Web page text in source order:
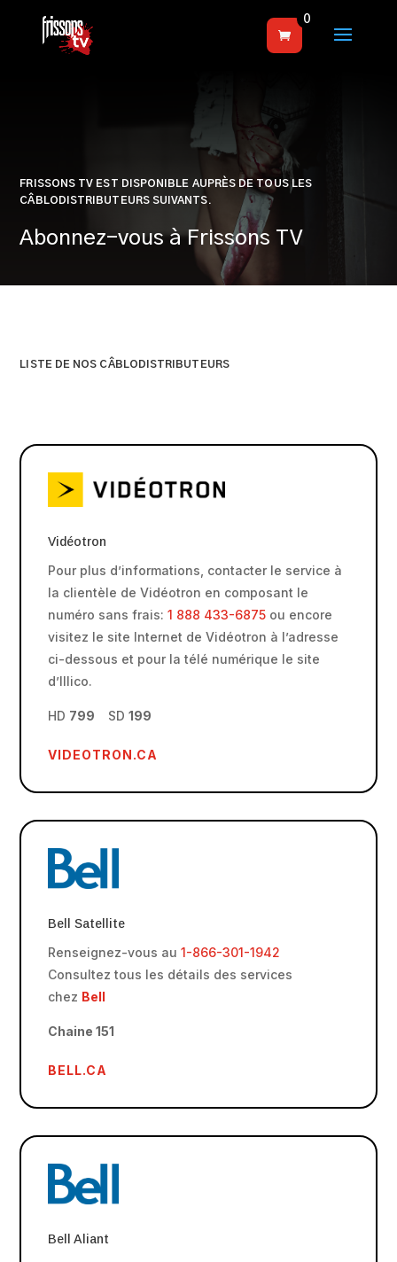
0
FRISSONS TV EST DISPONIBLE AUPRÈS DE TOUS LES
CÂBLODISTRIBUTEURS SUIVANTS.
Abonnez-vous à Frissons TV
LISTE DE NOS CÂBLODISTRIBUTEURS
Vidéotron
Pour plus d’informations, contacter le service à
la clientèle de Vidéotron en composant le
numéro sans frais: 1 888 433-6875 ou encore
visitez le site Internet de Vidéotron à l’adresse
ci-dessous et pour la télé numérique le site
d’Illico.
HD 799 SD199
VIDEOTRON.CA
Bell Satellite
Renseignez-vous au1-866-301-1942
Consultez tous les détails des services
chez Bell
Chaine 151
BELL.CA
Bell Aliant